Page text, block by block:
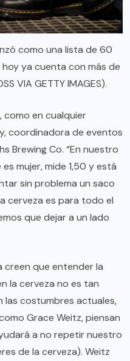
como una lista de 60
ya cuenta con más de
VIA GETTY IMAGES).
como en cualquier
coordinadora de eventos
Brewing Co. “En nuestro
mujer, mide 1,50 y está
sin problema un saco
cerveza es para todo el
que dejar a un lado
creen que entender la
la cerveza no es tan
costumbres actuales,
Grace Weitz, piensan
a no repetir nuestro
de la cerveza). Weitz